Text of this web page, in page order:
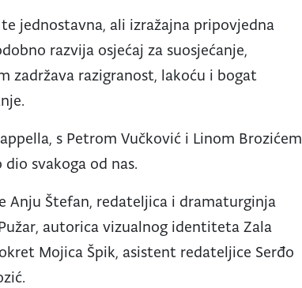
jednostavna, ali izražajna pripovjedna
razvija osjećaj za suosjećanje,
zadržava razigranost, lakoću i bogat
s Petrom Vučković i Linom Brozićem
svakoga od nas.
Štefan, redateljica i dramaturginja
autorica vizualnog identiteta Zala
Mojica Špik, asistent redateljice Serđo